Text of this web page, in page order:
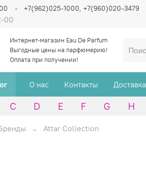
00
+7(962)025-1000, +7(960)020-3479
Интернет-магазин Eau De Parfum
Выгодные цены на парфюмерию!
Оплата при получении!
О нас Контакты Доставка
C D E F G H
Attar Collection